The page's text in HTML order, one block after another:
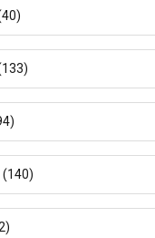
(140)